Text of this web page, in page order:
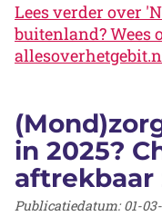
Lees verder over
buitenland? Wees
in 2025?
aftrekbaar
Publicatiedatum:01-